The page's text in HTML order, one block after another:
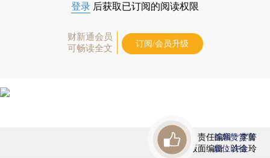
登录 后获取已订阅的阅读权限
财新通会员
可畅读全文
订阅/会员升级
责任编辑：李箐
版面编辑：许金玲
首席赞赏官
虚位以待